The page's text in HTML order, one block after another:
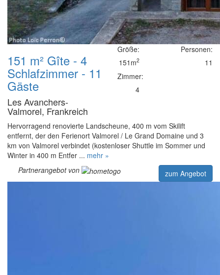
151 m² Gîte - 4
Schlafzimmer - 11
Gäste
Les Avanchers-
Valmorel, Frankreich
Größe:
151m2
Zimmer:
4
Personen:
11
Hervorragend renovierte Landscheune, 400 m vom Skilift
entfernt, der den Ferienort Valmorel / Le Grand Domaine und 3
km von Valmorel verbindet (kostenloser Shuttle im Sommer und
Winter in 400 m Entfer ... mehr »
Partnerangebot von
zum Angebot